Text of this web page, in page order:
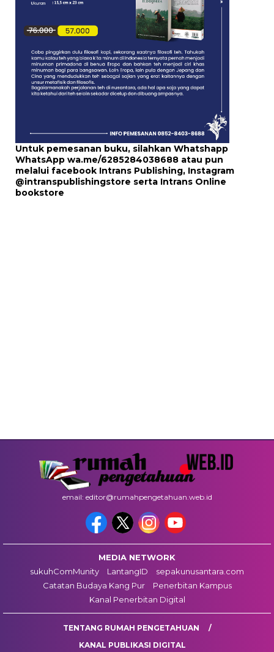
Untuk pemesanan buku, silahkan Whatshapp
WhatsApp wa.me/6285284038688 atau pun
melalui facebook Intrans Publishing, Instagram
@intranspublishingstore serta Intrans Online
bookstore
email: editor@rumahpengetahuan.web.id
MEDIA NETWORK
sukuhComMunity
LantangID
sepakunusantara.com
Catatan Budaya Kang Pur
Penerbitan Kampus
Kanal Penerbitan Digital
TENTANG RUMAH PENGETAHUAN
KANAL PUBLIKASI DIGITAL